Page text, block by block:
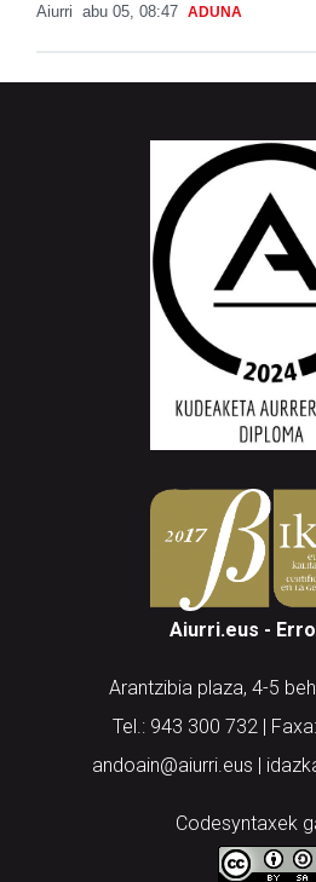
Aiurri abu 05, 08:47 ADUNA
Aiurri.eus -
Arantzibia plaza, 4-5
Tel.: 943 300 732 |
andoain@aiurri.eus |
Codesyntaxek